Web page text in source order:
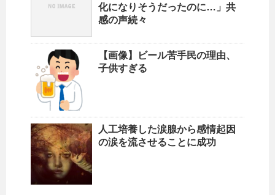
化になりそうだったのに…」共
感の声続々
【画像】ビール苦手民の理由、
子供すぎる
人工培養した涙腺から感情起因
の涙を流させることに成功